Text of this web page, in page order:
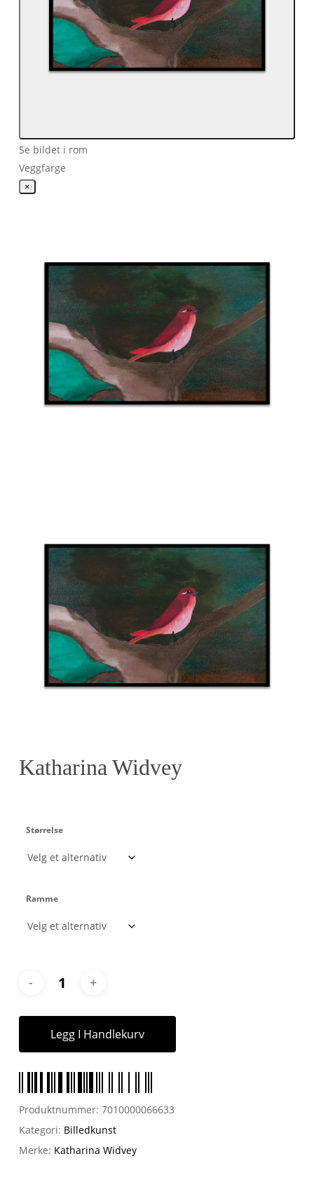
Se bildet i rom
Veggfarge
×
Katharina Widvey
Størrelse
Ramme
Legg I Handlekurv
Produktnummer: 7010000066633
Kategori: Billedkunst
Merke: Katharina Widvey